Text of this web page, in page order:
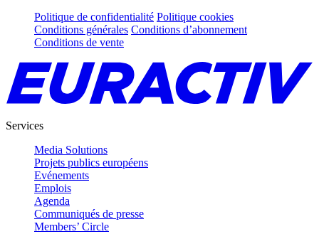
Politique de confidentialité Politique cookies
Conditions générales Conditions d’abonnement
Conditions de vente
Services
Media Solutions
Projets publics européens
Evénements
Emplois
Agenda
Communiqués de presse
Members’ Circle